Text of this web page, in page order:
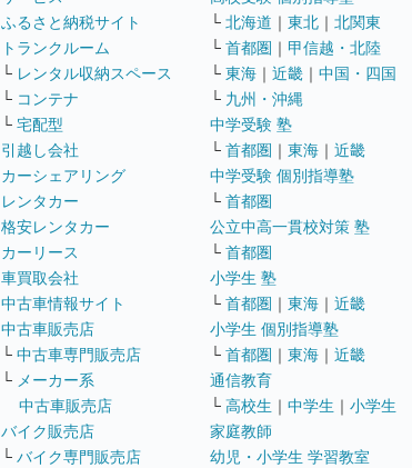
ふるさと納税サイト
トランクルーム
└ レンタル収納スペース
└ コンテナ
└ 宅配型
引越し会社
カーシェアリング
レンタカー
格安レンタカー
カーリース
車買取会社
中古車情報サイト
中古車販売店
└ 中古車専門販売店
└ メーカー系
中古車販売店
バイク販売店
└ バイク専門販売店
└ 北海道 ｜ 東北 ｜ 北関東
└ 首都圏 ｜ 甲信越・北陸
└ 東海 ｜ 近畿 ｜ 中国・四国
└ 九州・沖縄
中学受験 塾
└ 首都圏 ｜ 東海 ｜ 近畿
中学受験 個別指導塾
└ 首都圏
公立中高一貫校対策 塾
└ 首都圏
小学生 塾
└ 首都圏 ｜ 東海 ｜ 近畿
小学生 個別指導塾
└ 首都圏 ｜ 東海 ｜ 近畿
通信教育
└ 高校生 ｜ 中学生 ｜ 小学生
家庭教師
幼児・小学生 学習教室